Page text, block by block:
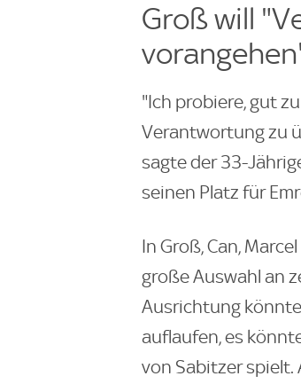
Groß will
"Ich probiere, gut
Verantwortung zu
sagte der 33-
seinen Platz für
In Groß, Can,
große Auswahl an
Ausrichtung
auflaufen, es
von Sabitzer spielt.